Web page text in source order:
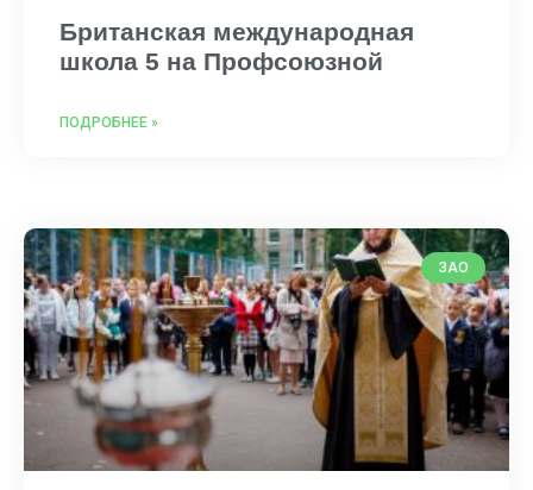
Британская международная
школа 5 на Профсоюзной
ПОДРОБНЕЕ »
ЗАО